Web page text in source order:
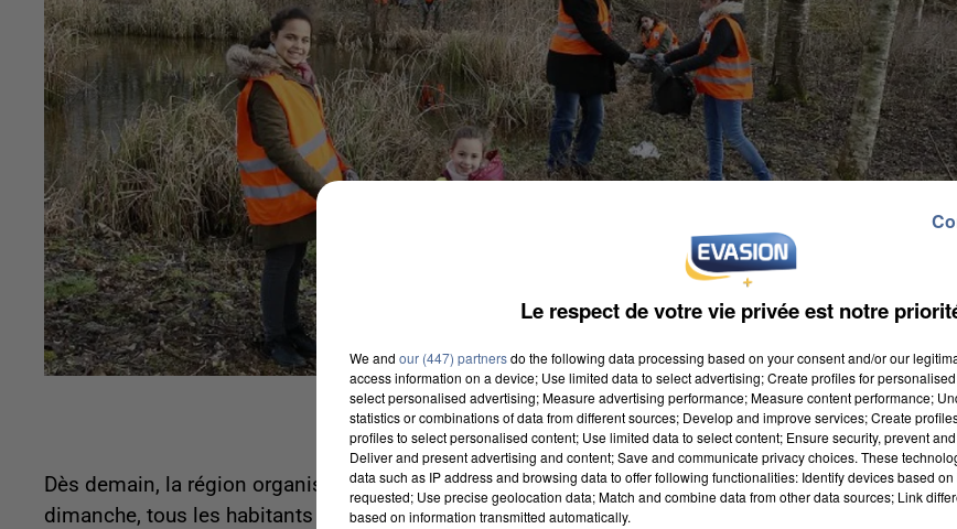
Dès demain, la région organise l'opération Hauts-de-France Propres. Les vendredi, samedi et
dimanche, tous les habitants du territoire sont invités à parcourir les environs de leur domicile et à
Le respect de votre vie privée est notre
We and our (447) partnersdo the following data processing based on your consent and/or our
access information on a device; Use limited data to select advertising; Create profiles for
select personalised advertising; Measure advertising performance; Measure content performance;
statistics or combinations of data from different sources; Develop and improve services; Create
profiles to select personalised content; Use limited data to select content; Ensure security, prevent
Deliver and present advertising and content; Save and communicate privacy choices. These
data such as IP address and browsing data to offer following functionalities: Identify devices based
requested; Use precise geolocation data; Match and combine data from other data sources; Link
based on information transmitted automatically.